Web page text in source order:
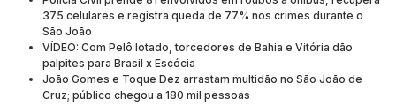
375 celulares e registra queda de 77% nos crimes durante o
São João
VÍDEO: Com Pelô lotado, torcedores de Bahia e Vitória dão
palpites para Brasil x Escócia
João Gomes e Toque Dez arrastam multidão no São João de
Cruz; público chegou a 180 mil pessoas